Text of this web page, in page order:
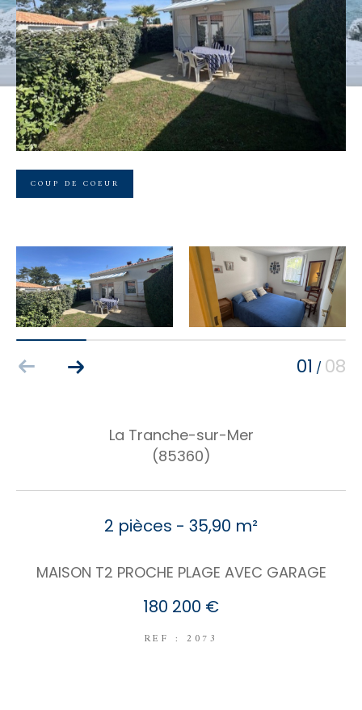
COUP DE COEUR
01 / 08
La Tranche-sur-Mer
(85360)
2 pièces - 35,90 m²
MAISON T2 PROCHE PLAGE AVEC GARAGE
180 200 €
REF : 2073
Budget
Budget
Surface
Surface
Pièces
Pièces
Référence
AFFINER LES CRITÈRES
TERRASSE PARKING PISCINE
FILTRER PAR